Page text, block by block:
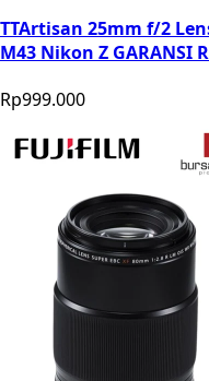
TTArtisan 25mm f/2
M43 Nikon Z GARANSI
Rp999.000